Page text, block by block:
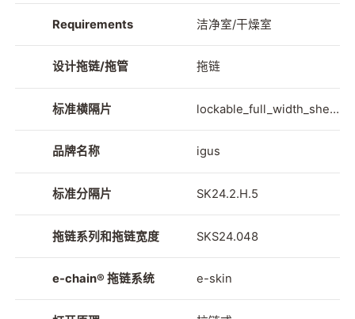
Requirements 洁净室/干燥室
设计拖链/拖管 拖链
标准横隔片
lockable_full_width_shelf
品牌名称
igus
标准分隔片 SK24.2.H.5
拖链系列和拖链宽度 SKS24.048
e-chain® 拖链系统 e-skin